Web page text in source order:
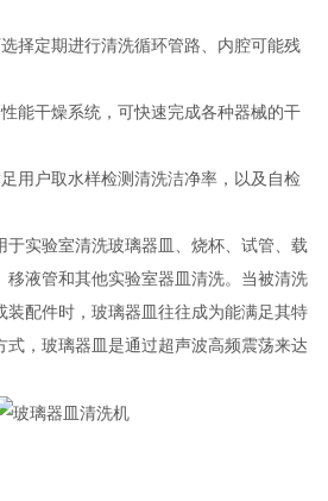
定期进行清洗循环管路、内腔可能残
干燥系统，可快速完成各种器械的干
户取水样检测清洗洁净率，以及自检
实验室清洗玻璃器皿、烧杯、试管、载
移液管和其他实验室器皿清洗。当被清洗
装配件时，玻璃器皿往往成为能满足其特
，玻璃器皿是通过超声波高频震荡来达